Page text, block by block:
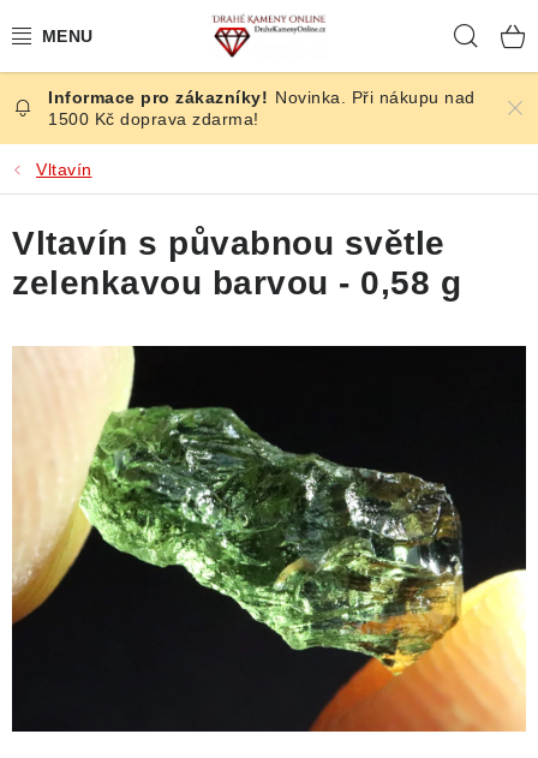
na
ČESKÉ KAMENY
ŠPERKY
KAMENY ZE SVĚTA
BROUŠENÉ
SLEVY
KRYSTALY
ČLÁNKY
NALEZIŠTĚ
Novinka. Při nákupu nad
1500 Kč doprava zdarma!
Vltavín
Vltavín s půvabnou světle
zelenkavou barvou - 0,58 g